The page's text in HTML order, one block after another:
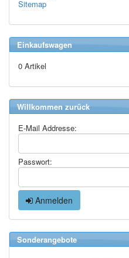
Sitemap
Einkaufswagen
0 Artikel
Willkommen zurück
E-Mail Addresse:
Passwort:
Anmelden
Sonderangebote